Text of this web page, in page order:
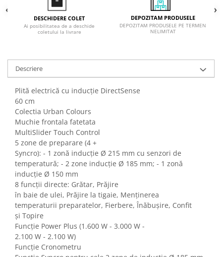
DESCHIDERE COLET
Ai posibilitatea de a deschide
coletului la livrare
DEPOZITAM PRODUSELE
DEPOZITAM PRODUSELE PE TERMEN
NELIMITAT
Descriere
Plită electrică cu inducţie DirectSense
60 cm
Colectia Urban Colours
Muchie frontala fatetata
MultiSlider Touch Control
5 zone de preparare (4 +
Syncro): - 1 zonă inducţie Ø 215 mm cu senzori de
temperatură; - 2 zone inducţie Ø 185 mm; - 1 zonă
inducţie Ø 150 mm
8 funcţii directe: Grătar, Prăjire
în baie de ulei, Prăjire la tigaie, Menţinerea
temperaturii preparatelor, Fierbere, Înăbuşire, Confit
şi Topire
Funcţie Power Plus (1.600 W - 3.000 W -
2.100 W - 2.100 W)
Funcţie Cronometru